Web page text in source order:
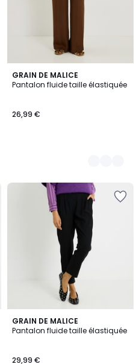
GRAIN DE MALICE
Pantalon fluide taille élastiquée
26,99 €
2
Couleurs
GRAIN DE MALICE
Pantalon fluide taille élastiquée
29,99 €
2
Couleurs